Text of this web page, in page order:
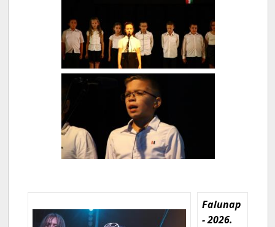
Falunap
- 2026.